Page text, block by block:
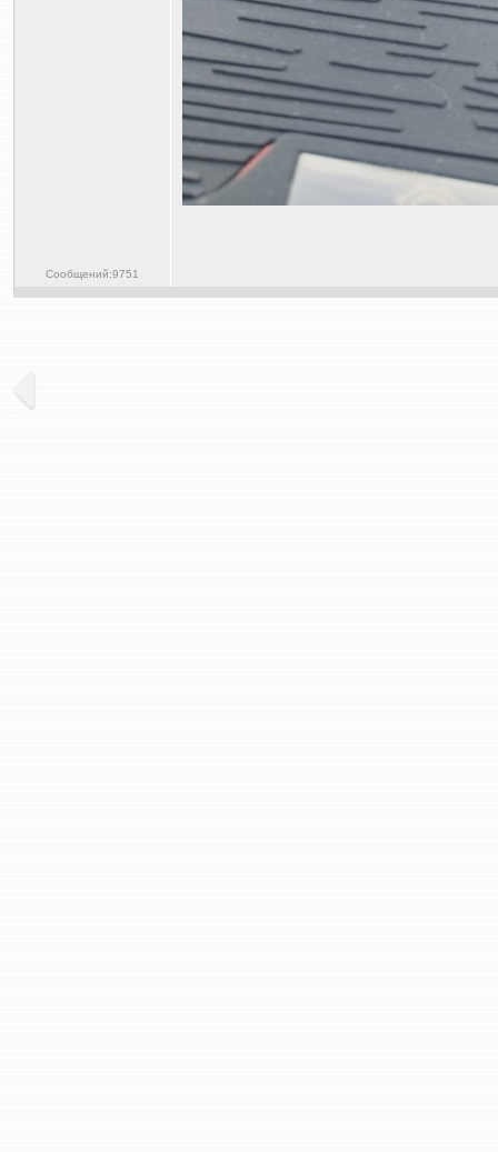
Сообщений:9751